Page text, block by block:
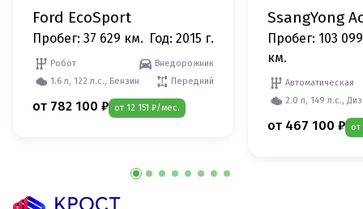
Ford EcoSport
Пробег: 37 629 км. Год: 2015 г.
Робот
Внедорожник
1.6 л, 122 л.с., Бензин
Передний
от 782 100 ₽ от 12 151 ₽/мес.
SsangYong
Пробег: 103 099
км.
Автоматическая
2.0 л, 149 л.с.,
от 467 100 ₽